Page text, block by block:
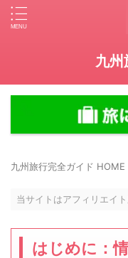
九州
九州旅行完全ガイド HOME
当サイトはアフィリエイ
はじめに：